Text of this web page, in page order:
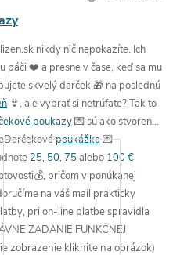
nikdy nič nepokazíte. Ich
páči ❤️ a presne v čase, keď sa mu
skvelýdarček 🎁 na poslednú
👙, ale vybrať si netrúfate?Tak to
poukazy💌 sú ako stvorené
poukážka💌
25, 50, 75 alebo 100 €
💰, pričom v ponúkanej
na váš mail prakticky
pri on-line platbe spravidla
ZADANIE FUNKČNEJ
zobrazenie kliknite na obrázok)